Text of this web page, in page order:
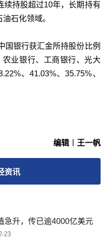
续持股超过10年，长期持有
石化领域。
国银行获汇金所持股份比例
业银行、工商银行、光大
、41.03%、35.75%、
编辑︱王一帆
资讯
急升，传已逾4000亿美元
23